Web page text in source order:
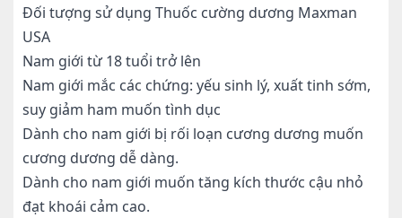
Đối tượng sử dụng Thuốc cường dương Maxman
USA
Nam giới từ 18 tuổi trở lên
Nam giới mắc các chứng: yếu sinh lý, xuất tinh sớm,
suy giảm ham muốn tình dục
Dành cho nam giới bị rối loạn cương dương muốn
cương dương dễ dàng.
Dành cho nam giới muốn tăng kích thước cậu nhỏ
đạt khoái cảm cao.